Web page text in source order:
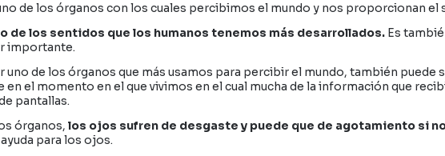
de los órganos con los cuales percibimos el mundo y nos proporcionan el
de los sentidos que los humanos tenemos más desarrollados. Es
importante.
uno de los órganos que más usamos para percibir el mundo, también puede
en el momento en el que vivimos en el cual mucha de la información que
pantallas.
órganos, los ojos sufren de desgaste y puede que de agotamiento si
para los ojos.